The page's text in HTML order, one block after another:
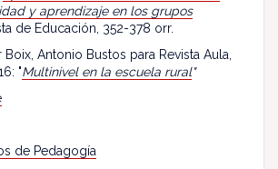
y aprendizaje en los grupos
de Educación, 352-378 orr.
Antonio Bustos para Revista Aula,
"Multinivel en la escuela rural"
de Pedagogía